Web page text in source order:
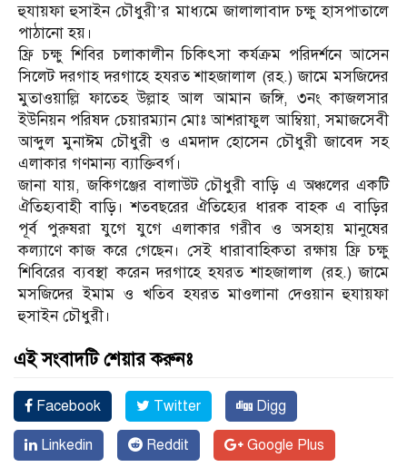
হুযায়ফা হুসাইন চৌধুরী’র মাধ্যমে জালালাবাদ চক্ষু হাসপাতালে
পাঠানো হয়।
ফ্রি চক্ষু শিবির চলাকালীন চিকিৎসা কর্যক্রম পরিদর্শনে আসেন
সিলেট দরগাহ দরগাহে হযরত শাহজালাল (রহ.) জামে মসজিদের
মুতাওয়াল্লি ফাতেহ উল্লাহ আল আমান জঙ্গি, ৩নং কাজলসার
ইউনিয়ন পরিষদ চেয়ারম্যান মোঃ আশরাফুল আম্বিয়া, সমাজসেবী
আব্দুল মুনাঈম চৌধুরী ও এমদাদ হোসেন চৌধুরী জাবেদ সহ
এলাকার গণমান‍্য ব‍্যাক্তিবর্গ।
জানা যায়, জকিগঞ্জের বালাউট চৌধুরী বাড়ি এ অঞ্চলের একটি
ঐতিহ্যবাহী বাড়ি। শতবছরের ঐতিহ্যের ধারক বাহক এ বাড়ির
পূর্ব পুরুষরা যুগে যুগে এলাকার গরীব ও অসহায় মানুষের
কল্যাণে কাজ করে গেছেন। সেই ধারাবাহিকতা রক্ষায় ফ্রি চক্ষু
শিবিরের ব্যবস্থা করেন দরগাহে হযরত শাহজালাল (রহ.) জামে
মসজিদের ইমাম ও খতিব হযরত মাওলানা দেওয়ান হুযায়ফা
হুসাইন চৌধুরী।
এই সংবাদটি শেয়ার করুনঃ
Facebook Twitter Digg
Linkedin Reddit Google Plus